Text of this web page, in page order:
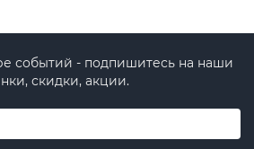
событий - подпишитесь на наши
скидки, акции.